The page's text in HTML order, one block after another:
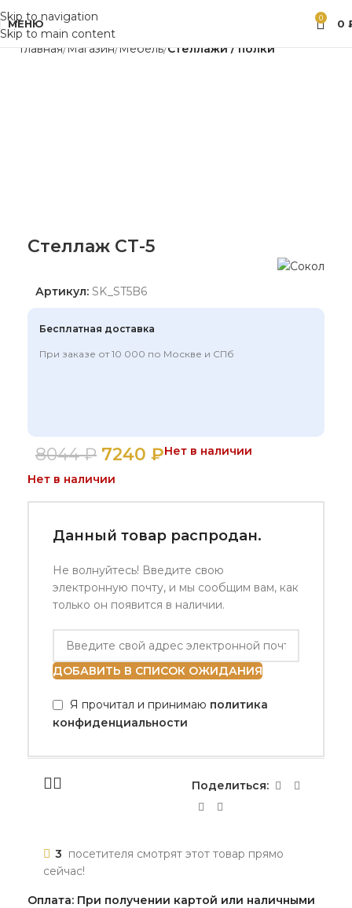
Skip to navigation
Skip to main content
МЕНЮ 0 0
Главная Магазин Мебель Стеллажи / полки
Стеллаж СТ-5
Артикул: SK_ST5B6
Бесплатная доставка
При заказе от 10 000 по Москве и СПб
8044₽ 7240 ₽Нет в наличии
Нет в наличии
Данный товар распродан.
Не волнуйтесь! Введите свою
электронную почту, и мы сообщим вам, как
только он появится в наличии.
ДОБАВИТЬ В СПИСОК ОЖИДАНИЯ
Я прочитал и принимаю политика
конфиденциальности
Поделиться:
3 посетителя смотрят этот товар прямо
сейчас!
Оплата: При получении картой или наличными